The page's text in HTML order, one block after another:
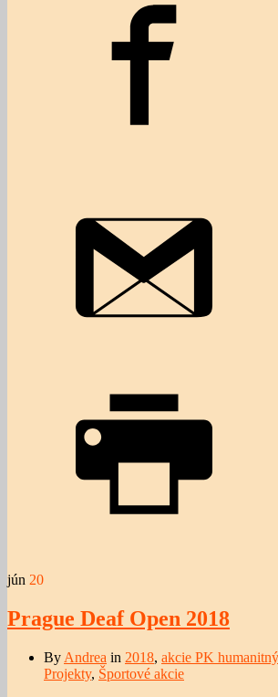
jún 20
Prague Deaf Open 2018
By Andrea in 2018, akcie PK
Projekty, Športové akcie